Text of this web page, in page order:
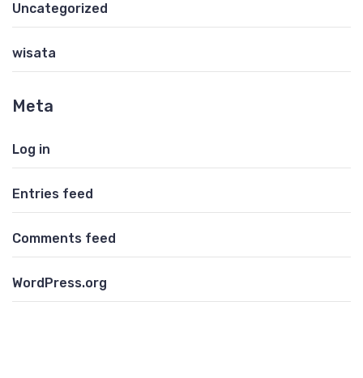
Uncategorized
wisata
Meta
Log in
Entries feed
Comments feed
WordPress.org